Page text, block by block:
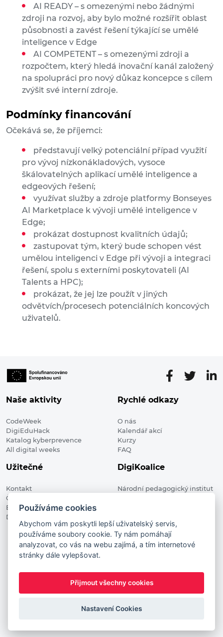
AI READY – s omezenými nebo žádnými
zdroji na rozvoj, aby bylo možné rozšířit oblast
působnosti a zavést řešení týkající se umělé
inteligence v Edge
AI COMPETENT – s omezenými zdroji a
rozpočtem, který hledá inovační kanál založený
na spolupráci pro nový důkaz koncepce s cílem
zvýšit své interní zdroje.
Podmínky financování
Očekává se, že příjemci:
představují velký potenciální případ využití
pro vývoj nízkonákladových, vysoce
škálovatelných aplikací umělé inteligence a
edgeových řešení;
využívat služby a zdroje platformy Bonseyes
AI Marketplace k vývoji umělé inteligence v
Edge;
prokázat dostupnost kvalitních údajů;
zastupovat tým, který bude schopen vést
umělou inteligenci v Edge při vývoji a integraci
řešení, spolu s externími poskytovateli (AI
Talents a HPC);
prokázat, že jej lze použít v jiných
odvětvích/procesech potenciálních koncových
uživatelů.
Naše aktivity
CodeWeek
DigiEduHack
Katalog kyberprevence
All digital weeks
Rychlé odkazy
O nás
Kalendář akcí
Kurzy
FAQ
Užitečné
Kontakt
Členské organizace
Blog
Digitalizace ve vzdělávání
DigiKoalice
Národní pedagogický institut
DigiKoalice 2021. All rights reserved
Vstup do administrace
This project has received funding from the European
Commission Innovation and Networks Executive Agency (now
Commission and the European Commission is not responsible
Používáme cookies
Abychom vám poskytli lepší uživatelský servis,
používáme soubory cookie. Ty nám pomáhají
analyzovat, co vás na webu zajímá, a tím internetové
stránky dále vylepšovat.
Přijmout všechny cookies
Nastavení Cookies